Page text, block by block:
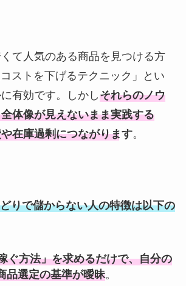
て人気のある商品を見つける方
ストを下げるテクニック」とい
有効です。しかしそれらのノウ
体像が見えないまま実践する
在庫過剰につながります。
りで儲からない人の特徴は以下の
ぐ方法」を求めるだけで、自分の
品選定の基準が曖昧。